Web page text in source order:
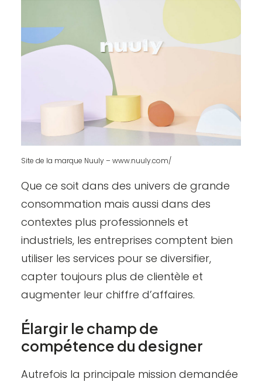
Site de la marque Nuuly – www.nuuly.com/
Que ce soit dans des univers de grande
consommation mais aussi dans des
contextes plus professionnels et
industriels, les entreprises comptent bien
utiliser les services pour se diversifier,
capter toujours plus de clientèle et
augmenter leur chiffre d’affaires.
Élargir le champ de
compétence du designer
Autrefois la principale mission demandée